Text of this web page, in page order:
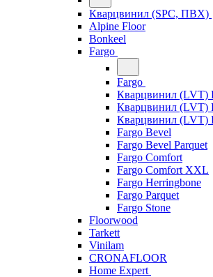
Кварцвинил (SPC, ПВХ)
Alpine Floor
Bonkeel
Fargo
Fargo
Кварцвинил (LVT)
Кварцвинил (LVT)
Кварцвинил (LVT)
Fargo Bevel
Fargo Bevel Parquet
Fargo Comfort
Fargo Comfort XXL
Fargo Herringbone
Fargo Parquet
Fargo Stone
Floorwood
Tarkett
Vinilam
CRONAFLOOR
Home Expert